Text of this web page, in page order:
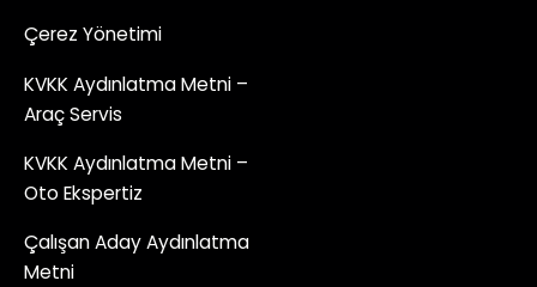
Çerez Yönetimi
KVKK Aydınlatma Metni –
Araç Servis
KVKK Aydınlatma Metni –
Oto Ekspertiz
Çalışan Aday Aydınlatma
Metni